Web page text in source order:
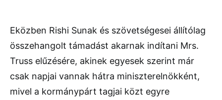
Eközben Rishi Sunak és szövetségesei állítólag
összehangolt támadást akarnak indítani Mrs.
Truss elűzésére, akinek egyesek szerint már
csak napjai vannak hátra miniszterelnökként,
mivel a kormánypárt tagjai közt egyre